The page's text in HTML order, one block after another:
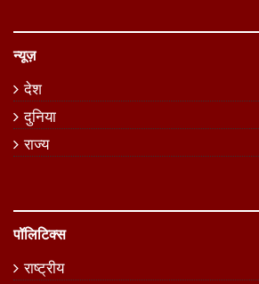
न्यूज़
देश
दुनिया
राज्य
पॉलिटिक्स
राष्ट्रीय